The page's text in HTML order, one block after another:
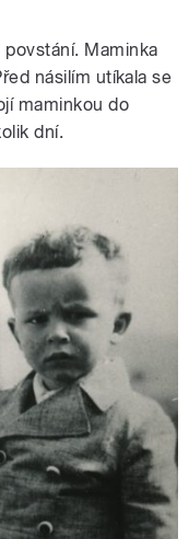
Maminka
násilím utíkala se
maminkou do
dní.